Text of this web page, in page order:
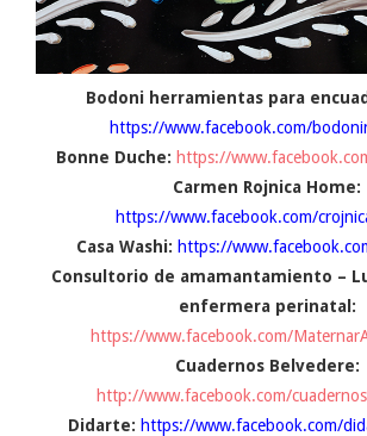
Bodoni herramientas para
https://www.facebook.com/
Bonne Duche: https://
Carmen Rojnica Home:
https://www.facebook.com/
Casa Washi: https://
Consultorio de amamantamiento –
enfermera perinatal:
https://www.facebook.com/
Cuadernos Belvedere:
http://www.facebook.com/
Didarte: https://www.facebook.com/